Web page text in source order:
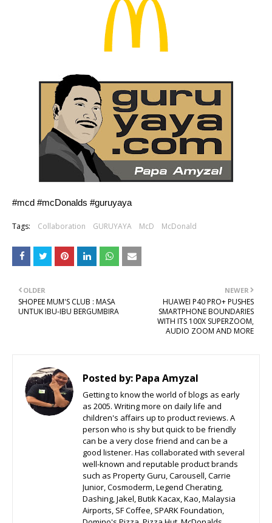
#mcd #mcDonalds #guruyaya
Tags: Collaboration GURUYAYA McD McDonald
NEWER
HUAWEI P40 PRO+ PUSHES
SMARTPHONE BOUNDARIES
WITH ITS 100X SUPERZOOM,
AUDIO ZOOM AND MORE
OLDER
SHOPEE MUM'S CLUB : MASA
UNTUK IBU-IBU BERGUMBIRA
Posted by: Papa Amyzal
Getting to know the world of blogs as early
as 2005. Writing more on daily life and
children's affairs up to product reviews. A
person who is shy but quick to be friendly
can be a very close friend and can be a
good listener. Has collaborated with several
well-known and reputable product brands
such as Property Guru, Carousell, Carrie
Junior, Cosmoderm, Legend Cherating,
Dashing, Jakel, Butik Kacax, Kao, Malaysia
Airports, SF Coffee, SPARK Foundation,